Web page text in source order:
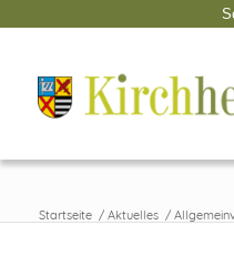
Startseite / Aktuelles /